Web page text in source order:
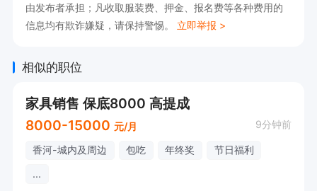
由发布者承担；凡收取服装费、押金、报名费等各种费用的
信息均有欺诈嫌疑，请保持警惕。 立即举报 >
相似的职位
家具销售 保底8000 高提成
8000-15000 元/月 9分钟前
香河-城内及周边 包吃 年终奖
节日福利
...